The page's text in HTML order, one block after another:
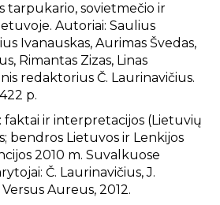
tarpukario, sovietmečio ir
Autoriai: Saulius
Ivanauskas, Aurimas Švedas,
Rimantas Zizas, Linas
redaktorius Č. Laurinavičius.
p.
faktai ir interpretacijos (Lietuvių
bendros Lietuvos ir Lenkijos
2010 m. Suvalkuose
Č. Laurinavičius, J.
Aureus, 2012.